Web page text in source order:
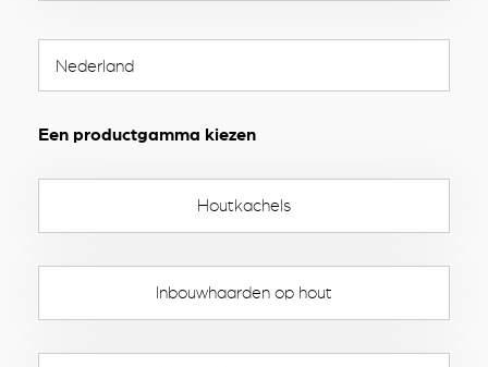
Een productgamma kiezen
Houtkachels
Inbouwhaarden op hout